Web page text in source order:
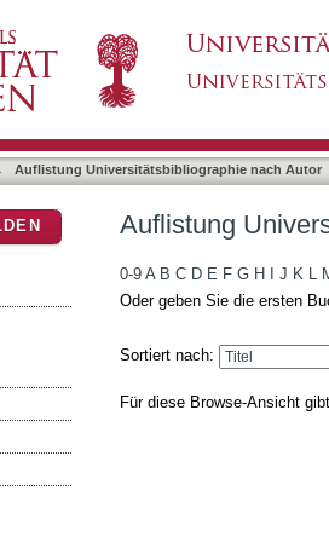
Auflistung Universitätsbibliographie nach Autor
Auflistung
0-9 A B C D E F G H J K L
Oder geben Sie die ersten
Sortiert nach:
Für diese Browse-Ansicht